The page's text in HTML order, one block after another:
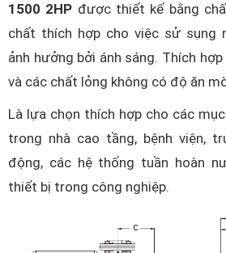
1500 2HP được thiết kế bằng
chất thích hợp cho việc sử sụng
ảnh hưởng bởi ánh sáng. Thích
và các chất lỏng không có độ ăn
Là lựa chọn thích hợp cho các
trong nhà cao tầng, bệnh viện,
động, các hệ thống tuần hoàn
thiết bị trong công nghiệp.